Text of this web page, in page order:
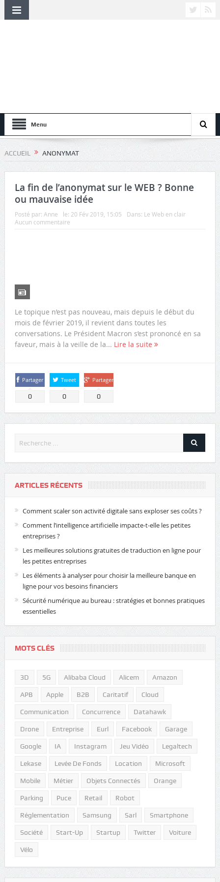
Menu
ACCUEIL ANONYMAT
La fin de l’anonymat sur le WEB ? Bonne
ou mauvaise idée
Posté par: Anne le: 20 Fév 2019, 15:05 Dans: Le Web en clair
Aucun commentaire
Le topique n’est pas nouveau, mais depuis le début du
mois de février 2019, il revient dans toutes les
conversations. Le Président Macron s’est prononcé en sa
faveur, mais à la veille de la... Lire la suite
Partager
0
Tweet
0
Partager
0
ARTICLES RÉCENTS
Comment scaler son activité digitale sans exploser ses coûts ?
Comment l’intelligence artificielle impacte-t-elle les petites
entreprises ?
Les meilleures solutions gratuites de traduction en ligne pour
les petites entreprises
Les éléments à analyser pour choisir la meilleure banque en
ligne pour vos besoins financiers
Sécurité numérique au bureau : stratégies et bonnes pratiques
essentielles
MOTS CLÉS
3D 5G Alibaba Cloud Alicem Amazon
APB Apple B2B Caritatif Cloud
Communication Concurrence Datahawk
Drone Entreprise Eurl Facebook Garage
Google IA Instagram Jeu Vidéo Legaltech
Lekase Levée De Fonds Location Microsoft
Mobile Métier Objets Connectés Orange
Parking Puce Retail Robot
Réglementation Samsung Sarl Smartphone
Société Start-Up Startup Twitter Voiture
Vélo